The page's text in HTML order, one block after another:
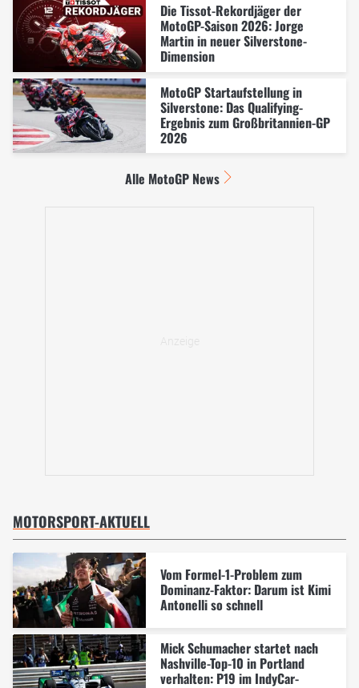
Die Tissot-Rekordjäger der
MotoGP-Saison 2026: Jorge
Martin in neuer Silverstone-
Dimension
MotoGP Startaufstellung in
Silverstone: Das Qualifying-
Ergebnis zum Großbritannien-GP
2026
Alle MotoGP News
MOTORSPORT-AKTUELL
Vom Formel-1-Problem zum
Dominanz-Faktor: Darum ist Kimi
Antonelli so schnell
Mick Schumacher startet nach
Nashville-Top-10 in Portland
verhalten: P19 im IndyCar-